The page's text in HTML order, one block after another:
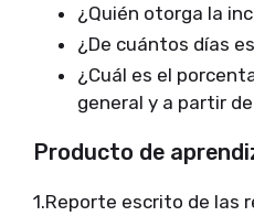
¿Quién otorga la
¿De cuántos días
¿Cuál es el
general y a partir
Producto de
1.Reporte escrito de las